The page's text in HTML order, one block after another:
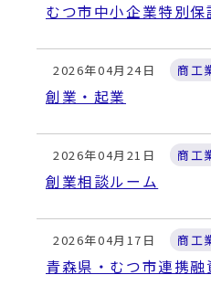
むつ市中小企業特別保
2026年04月24日
創業・起業
2026年04月21日
創業相談ルーム
2026年04月17日
青森県・むつ市連携融